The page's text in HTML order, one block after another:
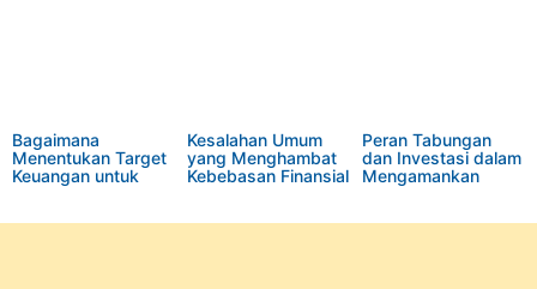
Bagaimana
Menentukan Target
Keuangan untuk
Kesalahan Umum
yang Menghambat
Kebebasan Finansial
Peran Tabungan
dan Investasi dalam
Mengamankan